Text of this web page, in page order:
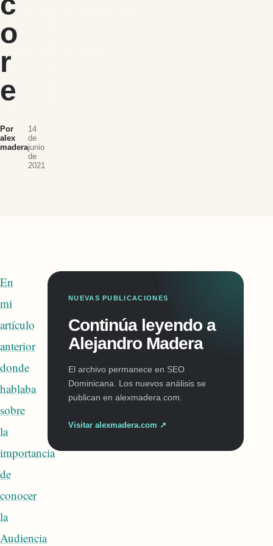
o
r
e
Por
alex
madera
14
de
junio
de
2021
En
mi
artículo
anterior
donde
hablaba
sobre
la
importancia
de
conocer
la
Audiencia
NUEVAS PUBLICACIONES
Continúa leyendo a
Alejandro Madera
El archivo permanece en SEO
Dominicana. Los nuevos análisis se
publican en alexmadera.com.
Visitar alexmadera.com ↗